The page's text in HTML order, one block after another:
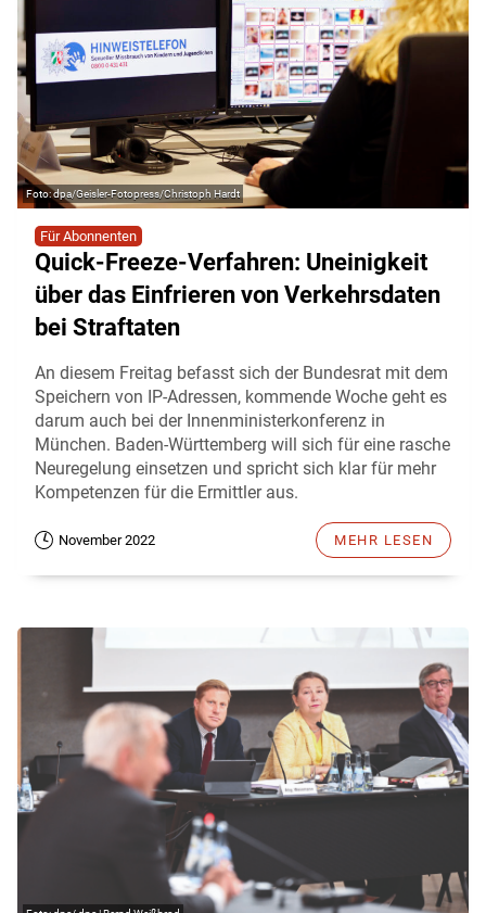
dpa/Geisler-Fotopress/Christoph Hardt
Für Abonnenten
Quick-Freeze-Verfahren: Uneinigkeit
über das Einfrieren von Verkehrsdaten
bei Straftaten
An diesem Freitag befasst sich der Bundesrat mit dem
Speichern von IP-Adressen, kommende Woche geht es
darum auch bei der Innenministerkonferenz in
München. Baden-Württemberg will sich für eine rasche
Neuregelung einsetzen und spricht sich klar für mehr
Kompetenzen für die Ermittler aus.
November 2022 MEHR LESEN